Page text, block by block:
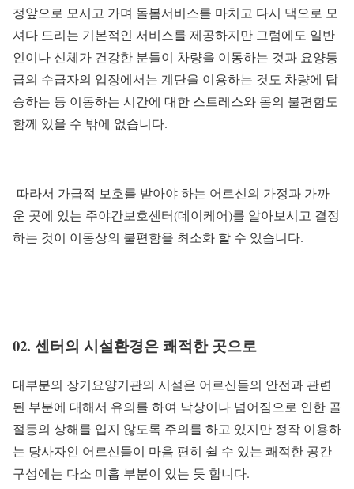
정앞으로 모시고 가며 돌봄서비스를 마치고 다시 댁으로 모
셔다 드리는 기본적인 서비스를 제공하지만 그럼에도 일반
인이나 신체가 건강한 분들이 차량을 이동하는 것과 요양등
급의 수급자의 입장에서는 계단을 이용하는 것도 차량에 탑
승하는 등 이동하는 시간에 대한 스트레스와 몸의 불편함도
함께 있을 수 밖에 없습니다.
따라서 가급적 보호를 받아야 하는 어르신의 가정과 가까
운 곳에 있는 주야간보호센터(데이케어)를 알아보시고 결정
하는 것이 이동상의 불편함을 최소화 할 수 있습니다.
02. 센터의 시설환경은 쾌적한 곳으로
대부분의 장기요양기관의 시설은 어르신들의 안전과 관련
된 부분에 대해서 유의를 하여 낙상이나 넘어짐으로 인한 골
절등의 상해를 입지 않도록 주의를 하고 있지만 정작 이용하
는 당사자인 어르신들이 마음 편히 쉴 수 있는 쾌적한 공간
구성에는 다소 미흡 부분이 있는 듯 합니다.